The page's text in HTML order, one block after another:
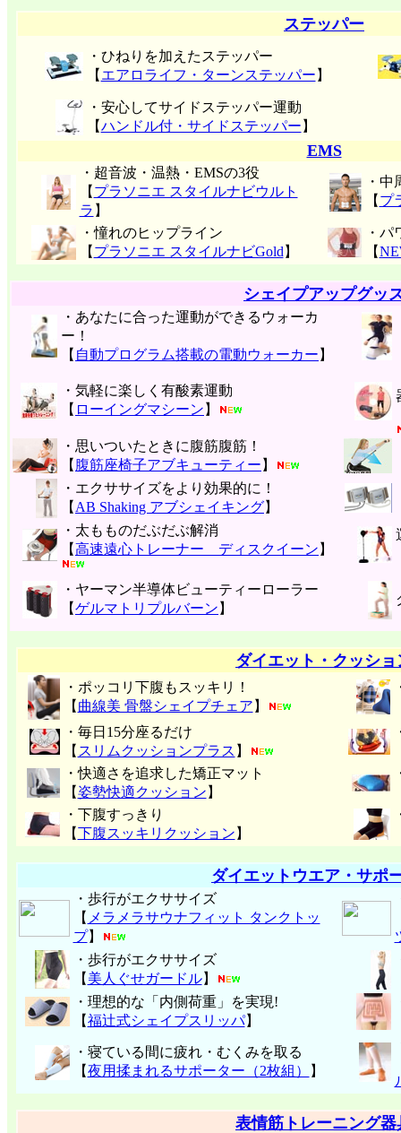
ステッパー
・ひねりを加えたステッパー
【 エアロライフ・ターンステッパー 】
・安心してサイドステッパー運動
【ハンドル付・サイドステッパー 】
EMS
・超音波・温熱・EMSの3役
【 プラソニエ スタイルナビウルト
ラ 】
・
【 プ
・憧れのヒップライン
【 プラソニエ スタイルナビGold 】
・
【
シェイプアップグッ
・あなたに合った運動ができるウォーカ
ー！
【 自動プログラム搭載の電動ウォーカー 】
・気軽に楽しく有酸素運動
【 ローイングマシーン 】
・思いついたときに腹筋腹筋！
【 腹筋座椅子アブキューティー 】
・エクササイズをより効果的に！
【 AB Shaking アブシェイキング】
・太もものだぶだぶ解消
【高速遠心トレーナー ディスクイーン 】
・ヤーマン半導体ビューティーローラー
【ゲルマトリプルバーン 】
ダイエット・クッショ
・ポッコリ下腹もスッキリ！
【 曲線美 骨盤シェイプチェア 】
・毎日15分座るだけ
【 スリムクッションプラス 】
・快適さを追求した矯正マット
【姿勢快適クッション 】
・下腹すっきり
【下腹スッキリクッション 】
ダイエットウエア・サポ
・歩行がエクササイズ
【 メラメラサウナフィット タンクトッ
プ】
・歩行がエクササイズ
【 美人ぐせガードル】
・理想的な「内側荷重」を実現!
【福辻式シェイプスリッパ】
・寝ている間に疲れ・むくみを取る
【夜用揉まれるサポーター（2枚組） 】
表情筋トレーニング器